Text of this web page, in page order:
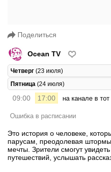
Поделиться
Ocean TV
Четверг (23 июля)
Пятница (24 июля)
09:00 17:00 на канале в
Ошибка в расписании
Это история о человеке,
парусам, преодолевая
мечты. Зрители смогут
путешествий, услышать